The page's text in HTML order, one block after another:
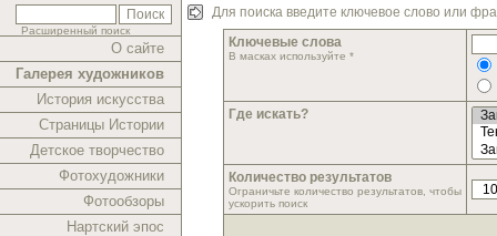
Расширенный поиск
О сайте
Галерея художников
История искусства
Страницы Истории
Детское творчество
Фотохудожники
Фотообзоры
Нартский эпос
Для поиска введите ключевое слово или
Ключевые слова
В масках используйте *
Где искать?
Количество результатов
Ограничьте количество результатов, чтобы
ускорить поиск